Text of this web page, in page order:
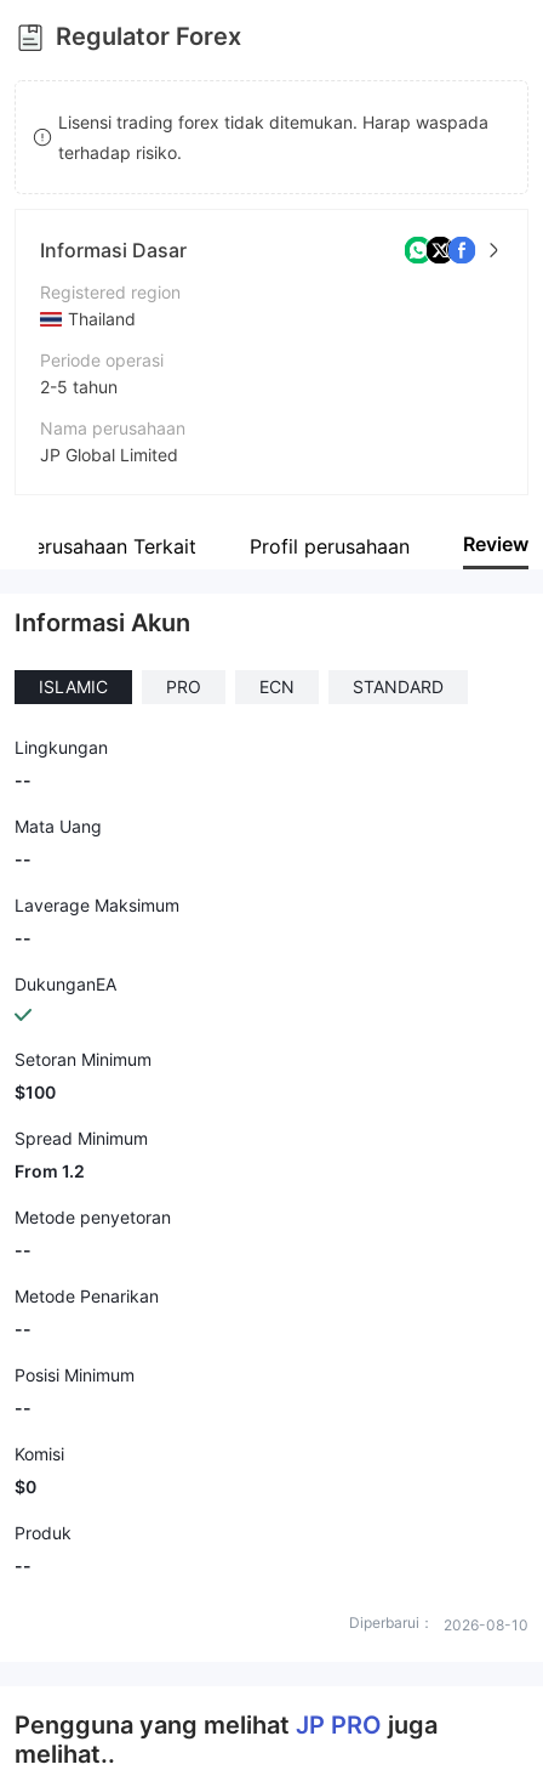
8
9
9
Regulator Forex
Lisensi trading forex tidak ditemukan. Harap waspada
terhadap risiko.
Informasi Dasar
Registered region
Thailand
Periode operasi
2-5 tahun
Nama perusahaan
JP Global Limited
Perusahaan Terkait Profil perusahaan Review
Informasi Akun
ISLAMIC PRO ECN STANDARD
Lingkungan
--
Mata Uang
--
Laverage Maksimum
--
DukunganEA
Setoran Minimum
$100
Spread Minimum
From 1.2
Metode penyetoran
--
Metode Penarikan
--
Posisi Minimum
--
Komisi
$0
Produk
--
Diperbarui： 2026-08-10
Pengguna yang melihat JP PRO juga
melihat..